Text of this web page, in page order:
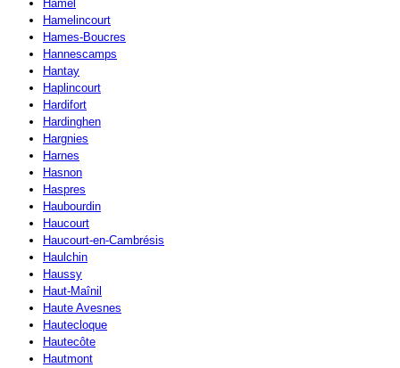
Hamel
Hamelincourt
Hames-Boucres
Hannescamps
Hantay
Haplincourt
Hardifort
Hardinghen
Hargnies
Harnes
Hasnon
Haspres
Haubourdin
Haucourt
Haucourt-en-Cambrésis
Haulchin
Haussy
Haut-Maînil
Haute Avesnes
Hautecloque
Hautecôte
Hautmont